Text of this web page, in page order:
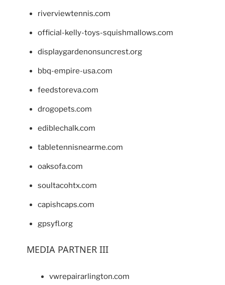
riverviewtennis.com
official-kelly-toys-squishmallows.com
displaygardenonsuncrest.org
bbq-empire-usa.com
feedstoreva.com
drogopets.com
ediblechalk.com
tabletennisnearme.com
oaksofa.com
soultacohtx.com
capishcaps.com
gpsyfl.org
MEDIA PARTNER III
vwrepairarlington.com